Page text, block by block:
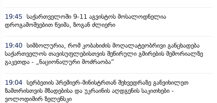
19:45 საქართველოში 9-11 აგვისტოს მოსალოდნელია
დროგამოშვებით წვიმა, ზოგან ძლიერი
19:40 სიმბოლურია, რომ კობახიძის მოღალატეობრივი განცხადება
საქართველოს თავისუფლებისთვის შეწირული გმირების მემორიალზე
გაკეთდა - „ნაციონალური მოძრაობა“
19:04 სერბეთის პრემიერ-მინისტრთან შეხვედრაზე განვიხილეთ
ზამთრისთვის მზადებისა და უკრაინის აღდგენის საკითხები -
ვოლოდიმირ ზელენსკი